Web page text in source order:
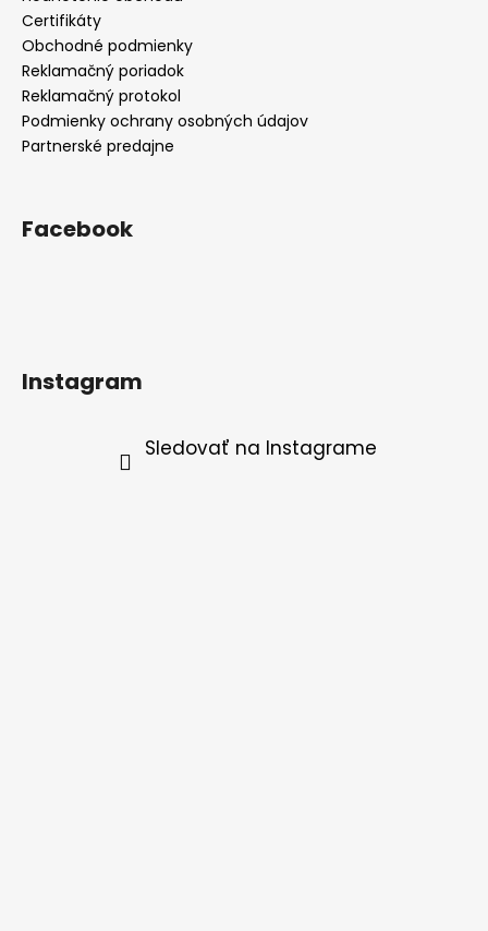
Certifikáty
Obchodné podmienky
Reklamačný poriadok
Reklamačný protokol
Podmienky ochrany osobných údajov
Partnerské predajne
Facebook
Instagram
Sledovať na Instagrame